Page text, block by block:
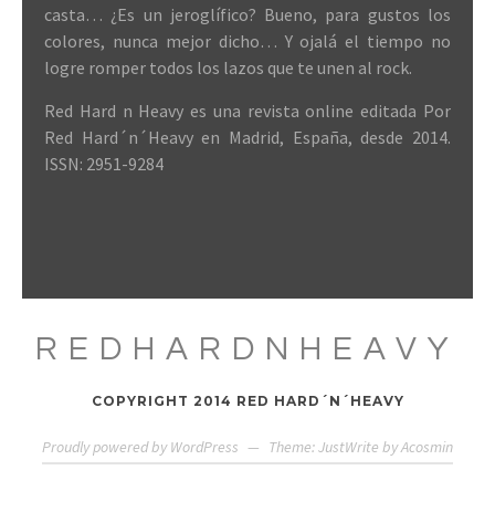
casta… ¿Es un jeroglífico? Bueno, para gustos los
colores, nunca mejor dicho… Y ojalá el tiempo no
logre romper todos los lazos que te unen al rock.
Red Hard n Heavy es una revista online editada Por
Red Hard´n´Heavy en Madrid, España, desde 2014.
ISSN: 2951-9284
REDHARDNHEAVY
COPYRIGHT 2014 RED HARD´N´HEAVY
Proudly powered by WordPress — Theme: JustWrite byAcosmin